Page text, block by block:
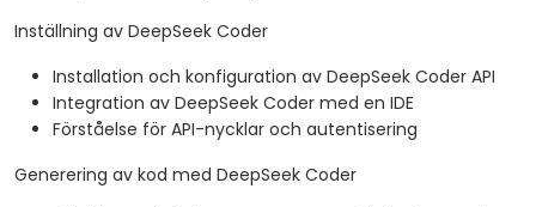
Inställning av DeepSeek Coder
Installation och konfiguration av DeepSeek Coder API
Integration av DeepSeek Coder med en IDE
Förståelse för API-nycklar och autentisering
Generering av kod med DeepSeek Coder